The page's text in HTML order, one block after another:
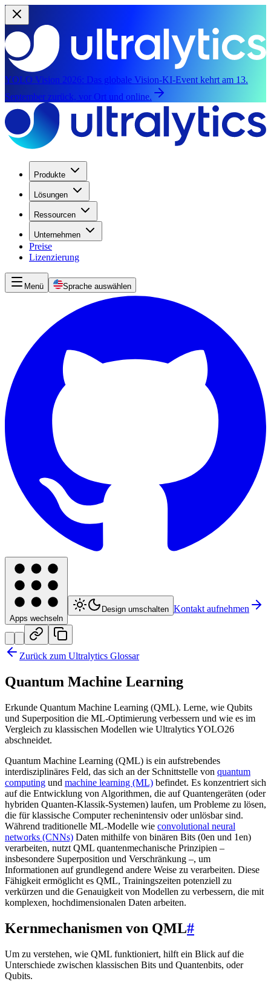
YOLO Vision 2026: Das globale Vision-KI-Event kehrt am 13.
September zurück, vor Ort und online.
Produkte
Lösungen
Ressourcen
Unternehmen
Preise
Lizenzierung
Menü Sprache auswählen
Apps wechseln
Design umschalten Kontakt aufnehmen
Zurück zum Ultralytics Glossar
Quantum Machine Learning
Erkunde Quantum Machine Learning (QML). Lerne, wie Qubits
und Superposition die ML-Optimierung verbessern und wie es im
Vergleich zu klassischen Modellen wie Ultralytics YOLO26
abschneidet.
Quantum Machine Learning (QML) is ein aufstrebendes
interdisziplinäres Feld, das sich an der Schnittstelle von quantum
computing und machine learning (ML) befindet. Es konzentriert sich
auf die Entwicklung von Algorithmen, die auf Quantengeräten (oder
hybriden Quanten-Klassik-Systemen) laufen, um Probleme zu lösen,
die für klassische Computer rechenintensiv oder unlösbar sind.
Während traditionelle ML-Modelle wie convolutional neural
networks (CNNs) Daten mithilfe von binären Bits (0en und 1en)
verarbeiten, nutzt QML quantenmechanische Prinzipien –
insbesondere Superposition und Verschränkung –, um
Informationen auf grundlegend andere Weise zu verarbeiten. Diese
Fähigkeit ermöglicht es QML, Trainingszeiten potenziell zu
verkürzen und die Genauigkeit von Modellen zu verbessern, die mit
komplexen, hochdimensionalen Daten arbeiten.
Kernmechanismen von QML#
Um zu verstehen, wie QML funktioniert, hilft ein Blick auf die
Unterschiede zwischen klassischen Bits und Quantenbits, oder
Qubits.